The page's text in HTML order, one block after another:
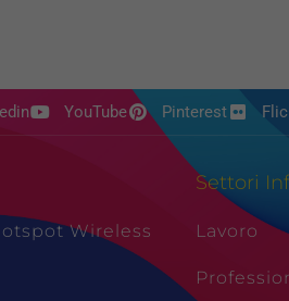
YouTube Pinterest
Wireless
Settori
Lavoro